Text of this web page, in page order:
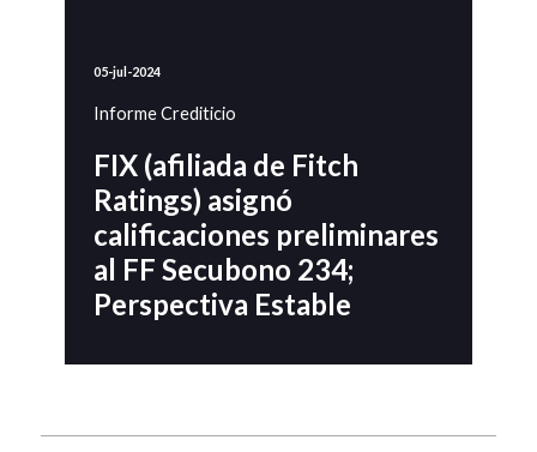
05-jul-2024
Informe Crediticio
FIX (afiliada de Fitch
Ratings) asignó
calificaciones preliminares
al FF Secubono 234;
Perspectiva Estable